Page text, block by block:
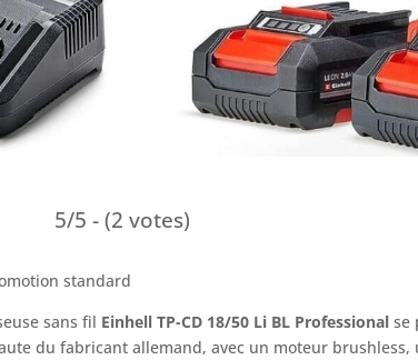
5/5 - (2 votes)
sans fil Einhell TP-CD 18/50 Li BL Professional se
du fabricant allemand, avec un moteur brushless,